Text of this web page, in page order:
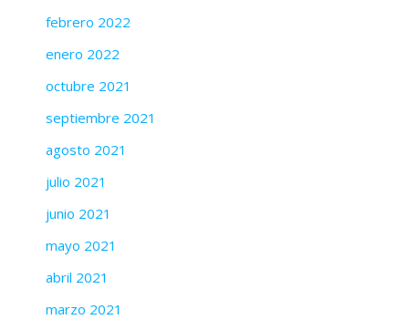
febrero 2022
enero 2022
octubre 2021
septiembre 2021
agosto 2021
julio 2021
junio 2021
mayo 2021
abril 2021
marzo 2021